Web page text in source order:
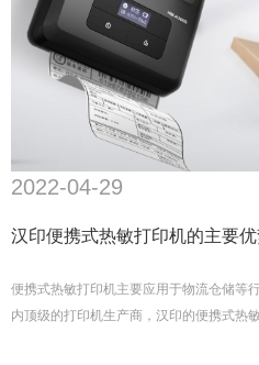
2022-04-29
汉印便携式热敏打印机的主要
便携式热敏打印机主要应用于物流仓储等
内顶级的打印机生产商，汉印的便携式热